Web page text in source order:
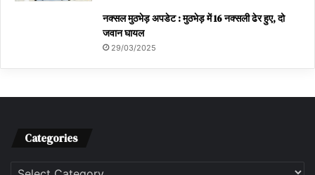
नक्सल मुठभेड़ अपडेट : मुठभेड़ में 16 नक्सली ढेर हुए, दो
जवान घायल
29/03/2025
Categories
Categories